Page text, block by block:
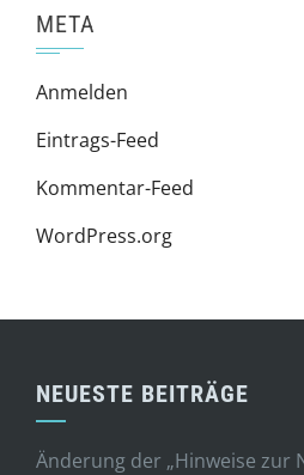
META
Anmelden
Eintrags-Feed
Kommentar-Feed
WordPress.org
NEUESTE BEITRÄGE
Änderung der „Hinweise zur